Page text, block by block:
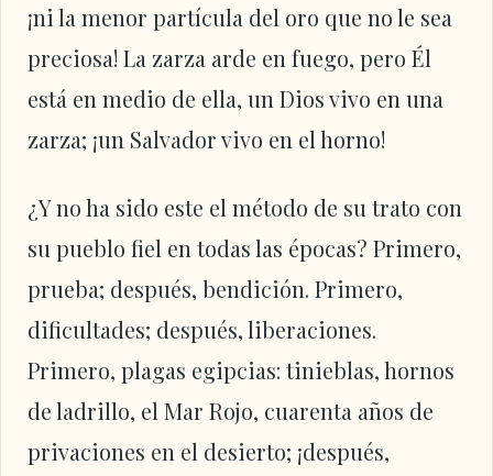
¡ni la menor partícula del oro que no le sea
preciosa! La zarza arde en fuego, pero Él
está en medio de ella, un Dios vivo en una
zarza; ¡un Salvador vivo en el horno!
¿Y no ha sido este el método de su trato con
su pueblo fiel en todas las épocas? Primero,
prueba; después, bendición. Primero,
dificultades; después, liberaciones.
Primero, plagas egipcias: tinieblas, hornos
de ladrillo, el Mar Rojo, cuarenta años de
privaciones en el desierto; ¡después,